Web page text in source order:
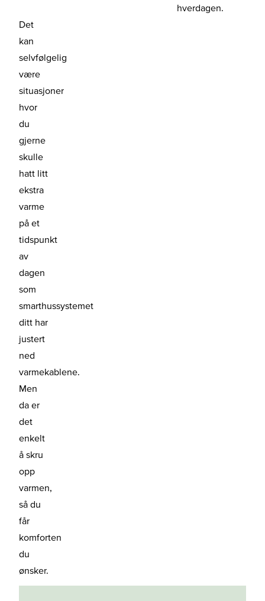
hverdagen.
Det
kan
selvfølgelig
være
situasjoner
hvor
du
gjerne
skulle
hatt litt
ekstra
varme
på et
tidspunkt
av
dagen
som
smarthussystemet
ditt har
justert
ned
varmekablene.
Men
da er
det
enkelt
å skru
opp
varmen,
så du
får
komforten
du
ønsker.